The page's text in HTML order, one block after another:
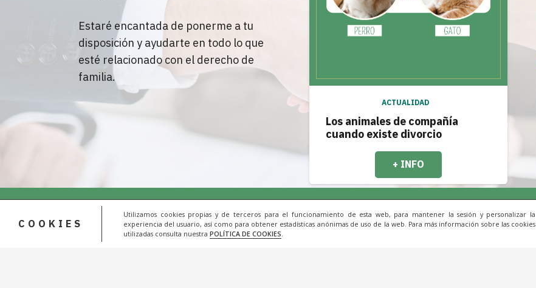
COOKIES
Utilizamos cookies propias y de terceros para el funcionamiento de esta web, para mantener la sesión y personalizar la
experiencia del usuario, así como para obtener estadísticas anónimas de uso de la web. Para más información sobre las cookies
utilizadas consulta nuestra POLÍTICA DE COOKIES
Estaré encantada de ponerme a tu
disposición y ayudarte en todo lo que
esté relacionado con el derecho de
familia.
ACTUALIDAD
Los animales de compañía
cuando existe divorcio
+ INFO